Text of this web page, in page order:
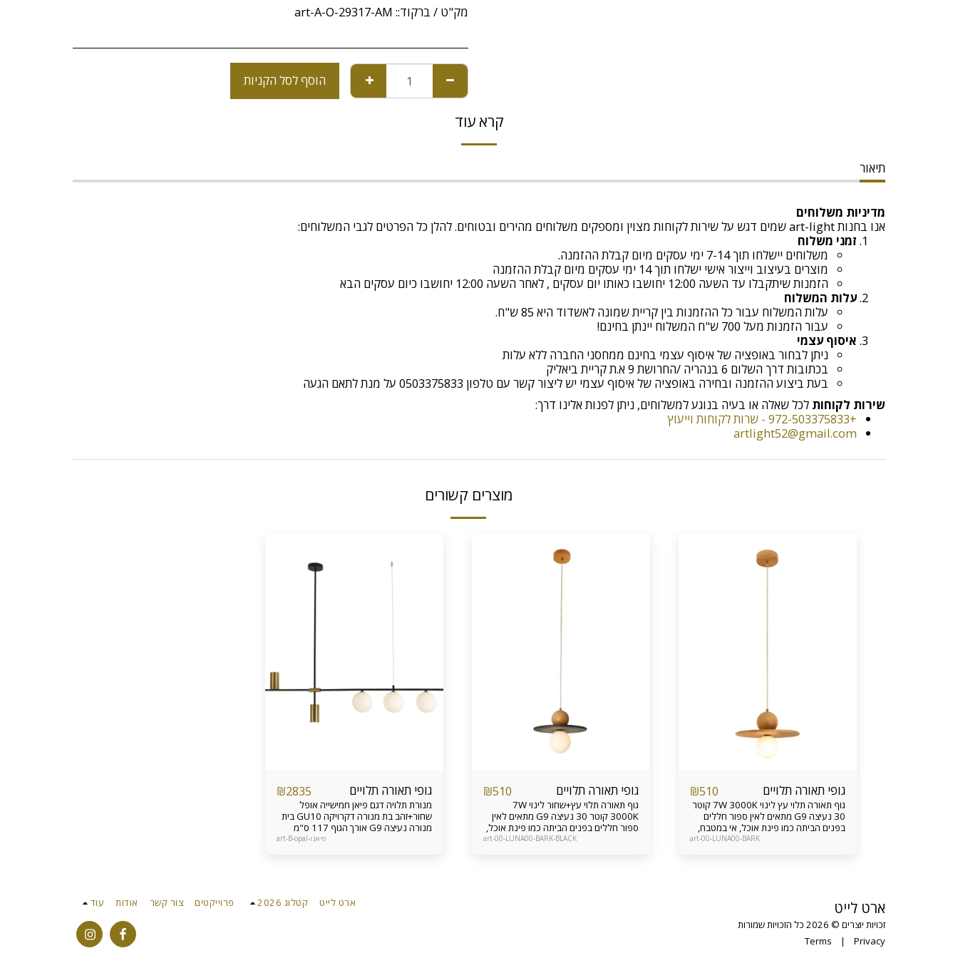
מק"ט / ברקוד:: art-A-O-29317-AM
הוסף לסל הקניות
קרא עוד
תיאור
מדיניות משלוחים
אנו בחנות art-light שמים דגש על שירות לקוחות מצוין ומספקים משלוחים מהירים ובטוחים. להלן כל הפרטים לגבי המשלוחים:
זמני משלוח
משלוחים יישלחו תוך 7-14 ימי עסקים מיום קבלת ההזמנה.
מוצרים בעיצוב וייצור אישי ישלחו תוך 14 ימי עסקים מיום קבלת ההזמנה
הזמנות שיתקבלו עד השעה 12:00 יחושבו כאותו יום עסקים , לאחר השעה 12:00 יחושבו כיום עסקים הבא
עלות המשלוח
עלות המשלוח עבור כל ההזמנות בין קריית שמונה לאשדוד היא 85 ש"ח.
עבור הזמנות מעל 700 ש"ח המשלוח יינתן בחינם!
איסוף עצמי
ניתן לבחור באופציה של איסוף עצמי בחינם ממחסני החברה ללא עלות
בכתובות דרך השלום 6 בנהריה /החרושת 9 א.ת קריית ביאליק
בעת ביצוע ההזמנה ובחירה באופציה של איסוף עצמי יש ליצור קשר עם טלפון 0503375833 על מנת לתאם הגעה
שירות לקוחות לכל שאלה או בעיה בנוגע למשלוחים, ניתן לפנות אלינו דרך:
+972-503375833 - שרות לקוחות וייעוץ
artlight52@gmail.com
מוצרים קשורים
גופי תאורה תלויים ₪510
גוף תאורה תלוי עץ לינוי 7W 3000K קוטר
30 נעיצה G9 מתאים לאין ספור חללים
בפנים הביתה כמו פינת אוכל, אי במטבח,
צידי מיטה בחדר שינה, פינת דקורטיביות
art-00-LUNA00-BARK
גופי תאורה תלויים ₪510
גוף תאורה תלוי עץ+שחור לינוי 7W
3000K קוטר 30 נעיצה G9 מתאים לאין
ספור חללים בפנים הביתה כמו פינת אוכל,
אי במטבח, צידי מיטה בחדר שינה, פינת
art-00-LUNA00-BARK-BLACK
גופי תאורה תלויים ₪2835
מנורת תלויה דגם פיאן חמישייה אופל
שחור+זהב בת מנורה דקרויקה GU10 בית
מנורה נעיצה G9 אורך הגוף 117 ס"מ
גובה מינימאלי – 45 ס”מ ניתן להאריך את
פיאנו-art-B-opal
ארט לייט
זכויות יוצרים © 2026 כל הזכויות שמורות
Terms | Privacy
ארט לייט קטלוג 2026 פרוייקטים צור קשר אודות עוד